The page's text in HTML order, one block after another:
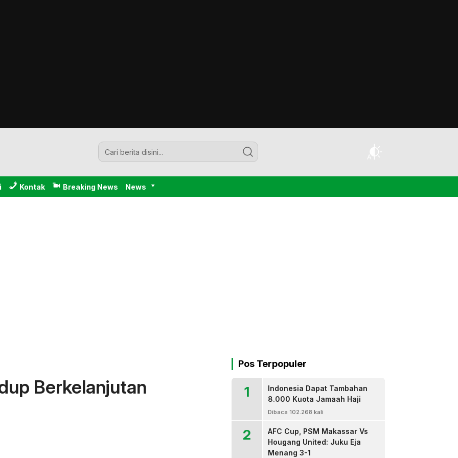
Kontak Breaking News News
Berkelanjutan
Pos Terpopuler
1
Indonesia Dapat Tambahan
8.000 Kuota Jamaah Haji
Dibaca 102.268 kali
2
AFC Cup, PSM Makassar Vs
Hougang United: Juku Eja
Menang 3-1